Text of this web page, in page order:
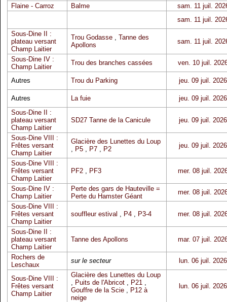
Flaine - Carroz Balme
sam. 11 juil.
sam. 11 juil.
Sous-Dine II :
plateau versant
Champ Laitier
Trou Godasse, Tanne des
Apollons
sam. 11 juil.
Sous-Dine IV :
Champ Laitier
Trou des branches cassées ven. 10 juil.
Autres Trou du Parking jeu. 09 juil. 2026
Autres La fuie
jeu. 09 juil. 2026
Sous-Dine II :
plateau versant
Champ Laitier
SD27 Tanne de la Canicule jeu. 09 juil. 2026
Sous-Dine VIII :
Frêtes versant
Champ Laitier
Glacière des Lunettes du Loup
, P5, P7, P2 jeu. 09 juil. 2026
Sous-Dine VIII :
Frêtes versant
Champ Laitier
PF2, PF3 mer. 08 juil.
Sous-Dine IV :
Champ Laitier
Perte des gars de Hauteville =
Perte du Hamster Géant
mer. 08 juil.
Sous-Dine VIII :
Frêtes versant
Champ Laitier
souffleur estival , P4, P3-4 mer. 08 juil.
Sous-Dine II :
plateau versant
Champ Laitier
Tanne des Apollons mar. 07 juil.
Rochers de
Leschaux
sur le secteur lun. 06 juil. 2026
Sous-Dine VIII :
Frêtes versant
Champ Laitier
Glacière des Lunettes du Loup
, Puits de l'Abricot, P21,
Gouffre de la Scie, P12 à
neige
lun. 06 juil. 2026